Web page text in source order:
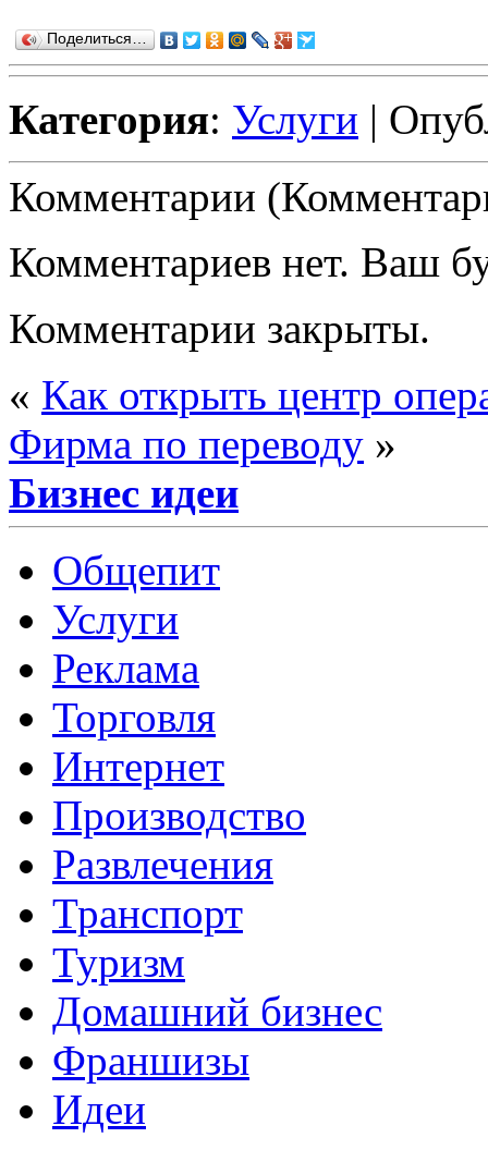
Поделиться…
Категория: Услуги |
Комментарии
Комментариев нет. Ваш
Комментарии закрыты.
« Как открыть центр
Фирма по переводу »
Бизнес идеи
Общепит
Услуги
Реклама
Торговля
Интернет
Производство
Развлечения
Транспорт
Туризм
Домашний бизнес
Франшизы
Идеи